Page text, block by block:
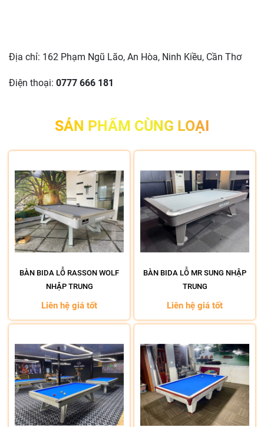
Địa chỉ: 162 Phạm Ngũ Lão, An Hòa, Ninh Kiều, Cần Thơ
Điện thoại: 0777 666 181
SẢN PHẨM CÙNG LOẠI
BÀN BIDA LỖ RASSON WOLF
NHẬP TRUNG
Liên hệ giá tốt
BÀN BIDA LỖ MR SUNG NHẬP
TRUNG
Liên hệ giá tốt